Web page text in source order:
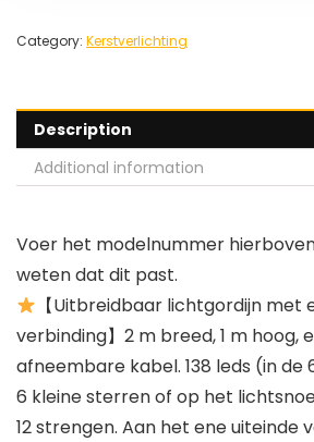
Category: Kerstverlichting
Description
Additional information
Voer het modelnummer
weten dat dit past.
【Uitbreidbaar lichtgordijn
verbinding】2 m breed, 1 m hoog,
afneembare kabel. 138 leds (in
6 kleine sterren of op het
12 strengen. Aan het ene uiteinde